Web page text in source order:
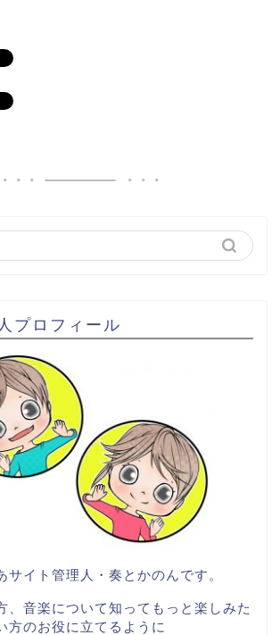
プロフィール
サイト管理人・奏とかのんです。
、音楽について知ってもっと楽しみた
方のお役に立てるように